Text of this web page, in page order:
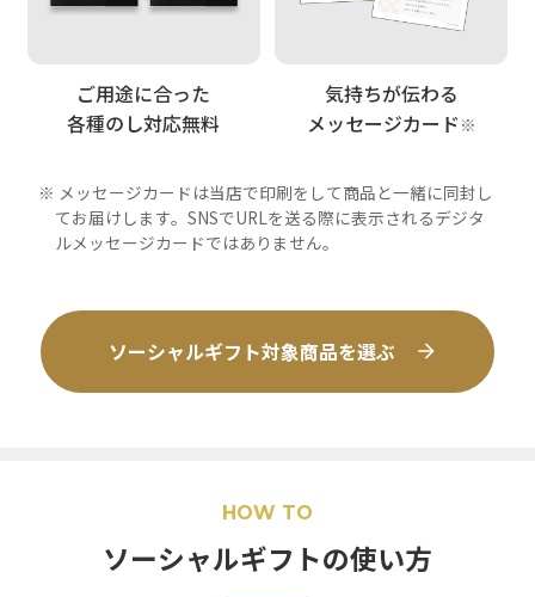
ご用途に合った
各種のし対応無料
気持ちが伝わる
メッセージカード
メッセージカードは当店で印刷をして商品と一緒に同封し
てお届けします。SNSでURLを送る際に表示されるデジタ
ルメッセージカードではありません。
ソーシャルギフト対象商品を選ぶ
HOW TO
ソーシャルギフトの使い方